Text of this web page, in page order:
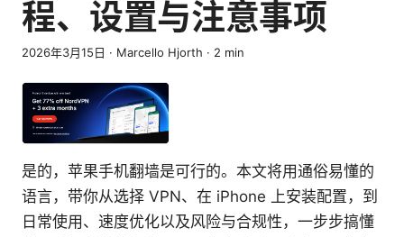
程、设置与注意事项
2026年3月15日 · Marcello Hjorth · 2 min
是的，苹果手机翻墙是可行的。本文将用通俗易懂的
语言，带你从选择 VPN、在 iPhone 上安装配置，到
日常使用、速度优化以及风险与合规性，一步步搞懂